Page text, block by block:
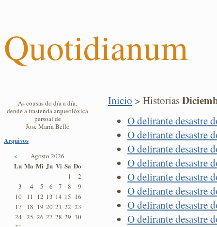
Quotidianum
As cousas do día a día,
dende a trastenda arqueolóxica
persoal de
José María Bello
Arquivos
< Agosto 2026
Lu Ma Mi Ju Vi Sa Do
1
2
3
4 5 6 7 8
9
10
11 12 13 14 15 16
17
18 19 20 21 22 23
24
25 26 27 28 29 30
Inicio > Historias
O delirante desastre
O delirante desastre
O delirante desastre
O delirante desastre
O delirante desastre
O delirante desastre
O delirante desastre
O delirante desastre